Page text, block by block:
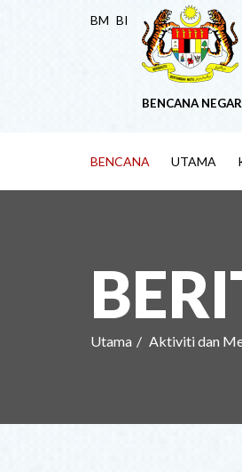
BM BI
BENCANA
BENCANA UTAMA
Utama Aktiviti dan